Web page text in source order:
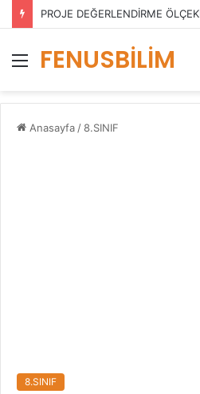
PROJE DEĞERLENDİRME
Menü
FENUSBİLİM
Anasayfa /8.SINIF
8.SINIF